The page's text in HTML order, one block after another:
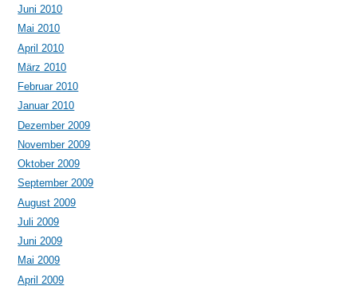
Juni 2010
Mai 2010
April 2010
März 2010
Februar 2010
Januar 2010
Dezember 2009
November 2009
Oktober 2009
September 2009
August 2009
Juli 2009
Juni 2009
Mai 2009
April 2009